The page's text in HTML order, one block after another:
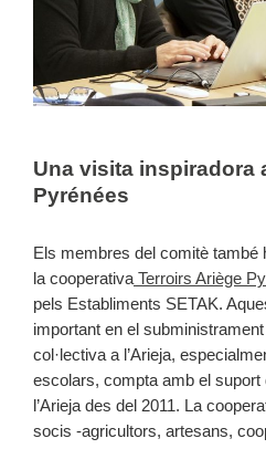
Una visita inspiradora
Pyrénées
Els membres del comitè també
la cooperativa Terroirs Ariège
pels Establiments SETAK.
important en el
col·lectiva a l’Arieja,
escolars, compta amb el suport
l’Arieja des del 2011. La
socis -agricultors, artesans,